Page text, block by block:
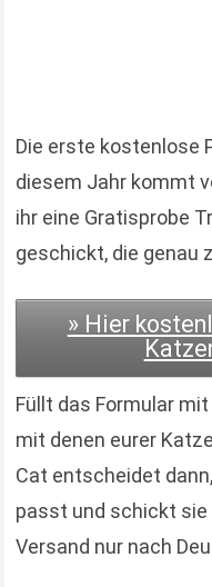
Die erste kostenlose
diesem Jahr kommt
ihr eine Gratisprobe
geschickt, die genau
» Hier
Füllt das Formular
mit denen eurer
Cat entscheidet
passt und schickt sie
Versand nur nach